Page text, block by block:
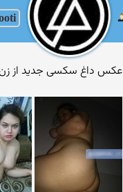
عکس داغ سکسی جدید از زن